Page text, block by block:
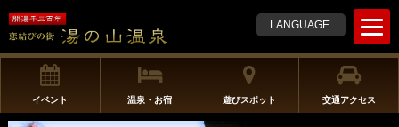
t
o
g
l
LANGUAGE
イベント 温泉・お宿 遊びスポット 交通アクセス